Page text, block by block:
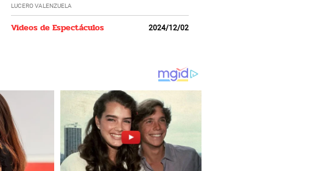
LUCERO VALENZUELA
Videos de Espectáculos 2024/12/02